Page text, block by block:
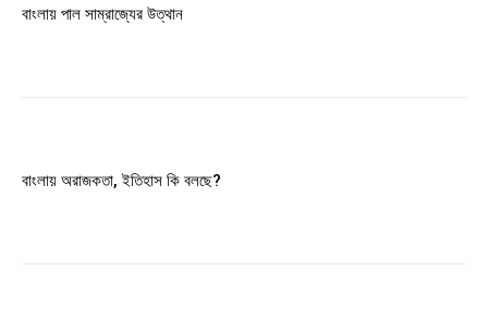
বাংলায় পাল সাম্রাজ্যের উত্থান
বাংলায় অরাজকতা, ইতিহাস কি বলছে?